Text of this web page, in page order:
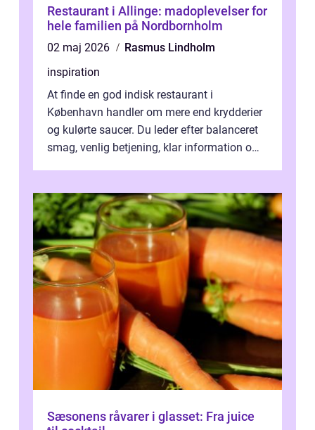
Restaurant i Allinge: madoplevelser for
hele familien på Nordbornholm
02 maj 2026
Rasmus Lindholm
inspiration
At finde en god indisk restaurant i
København handler om mere end krydderier
og kulørte saucer. Du leder efter balanceret
smag, venlig betjening, klar information om
Sæsonens råvarer i glasset: Fra juice